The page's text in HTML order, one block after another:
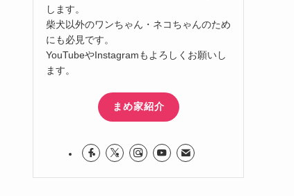
します。
柴犬以外のワンちゃん・ネコちゃんのため
にも必見です。
YouTubeやInstagramもよろしくお願いし
ます。
まめ家紹介